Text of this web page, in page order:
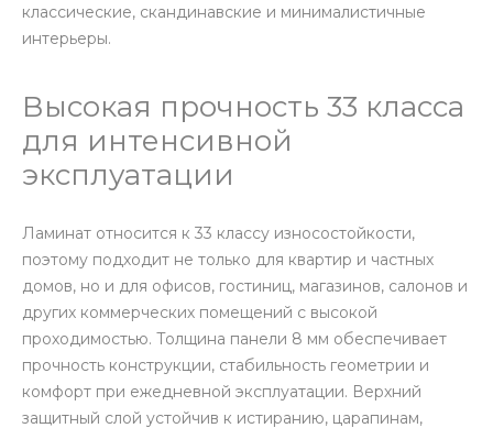
классические, скандинавские и минималистичные
интерьеры.
Высокая прочность 33 класса
для интенсивной
эксплуатации
Ламинат относится к 33 классу износостойкости,
поэтому подходит не только для квартир и частных
домов, но и для офисов, гостиниц, магазинов, салонов и
других коммерческих помещений с высокой
проходимостью. Толщина панели 8 мм обеспечивает
прочность конструкции, стабильность геометрии и
комфорт при ежедневной эксплуатации. Верхний
защитный слой устойчив к истиранию, царапинам,